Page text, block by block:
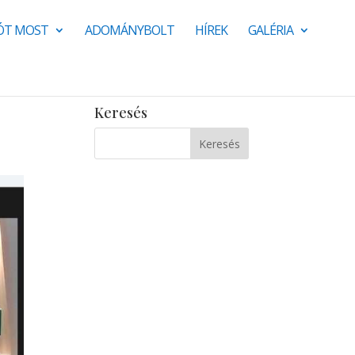
MOST ADOMÁNYBOLT HÍREK GALÉRIA
Keresés